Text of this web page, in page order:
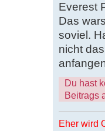
Everest
Das
soviel.
nicht
Du hast
Beitrags
Eher wird